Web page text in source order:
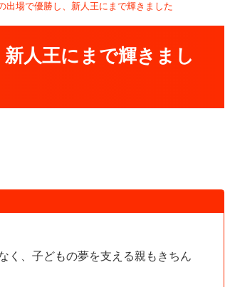
出場で優勝し、新人王にまで輝きました
人王にまで輝きまし
く、子どもの夢を支える親もきちん